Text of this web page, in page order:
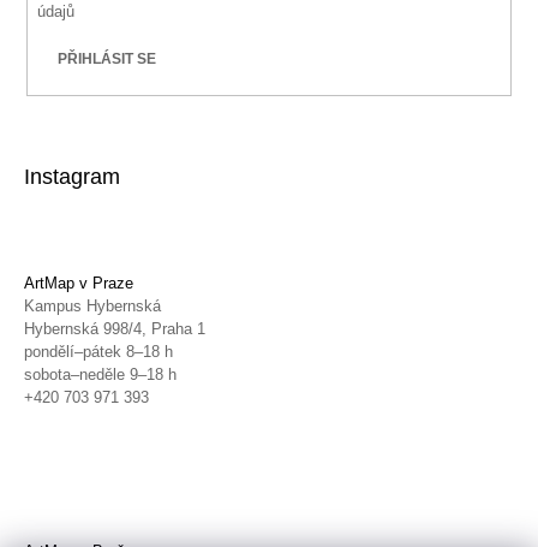
údajů
PŘIHLÁSIT SE
Instagram
ArtMap v Praze
Kampus Hybernská
Hybernská 998/4, Praha 1
pondělí–pátek 8–18 h
sobota–neděle 9–18 h
+420 703 971 393